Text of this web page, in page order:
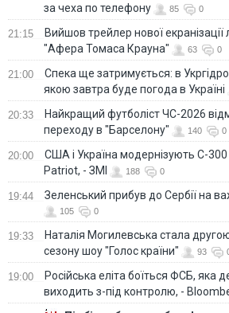
за чеха по телефону
85 0
21:15
Вийшов трейлер нової
"Афера Томаса Крауна"
63 0
21:00
Спека ще затримується: в
якою завтра буде погода в Україні
20:33
Найкращий футболіст ЧС-2026
переходу в "Барселону"
140 0
20:00
США і Україна модернізують С-
Patriot, - ЗМІ
188 0
19:44 Зеленський прибув до Сербії на
105 0
19:33
Наталія Могилевська стала
сезону шоу "Голос країни"
93
19:00
Російська еліта боїться ФСБ, яка
виходить з-під контролю, -